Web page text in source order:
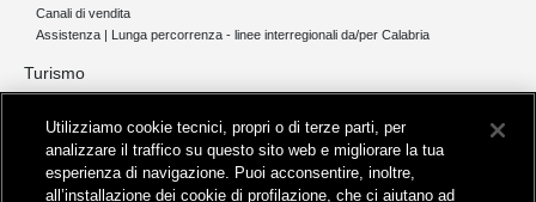
Canali di vendita
Assistenza | Lunga percorrenza - linee interregionali da/per Calabria
Turismo
Servizi per aeroporti
Servizi di noleggio con conducente
Servizio di navigazione sul Lago Trasimeno
Utilizziamo cookie tecnici, propri o di terze parti, per
analizzare il traffico su questo sito web e migliorare la tua
esperienza di navigazione. Puoi acconsentire, inoltre,
all’installazione dei cookie di profilazione, che ci aiutano ad